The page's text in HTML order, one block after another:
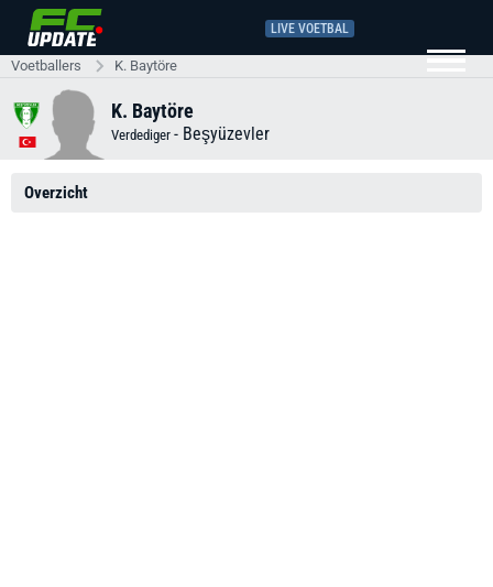
LIVE VOETBAL
Voetballers K. Baytöre
K. Baytöre
Verdediger - Beşyüzevler
Overzicht